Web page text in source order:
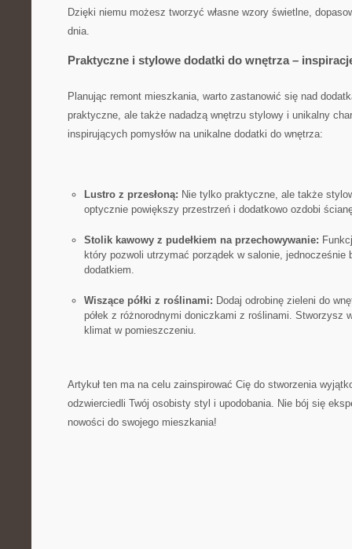
Dzięki niemu możesz tworzyć własne wzory świetlne,
dnia.
Praktyczne i ‍stylowe dodatki do‌ wnętrza –
Planując remont mieszkania, warto zastanowić się nad
praktyczne, ale także nadadzą wnętrzu stylowy i unikalny
inspirujących pomysłów na unikalne dodatki do ⁣wnętrza:
Lustro z przesłoną: Nie tylko praktyczne, ale także
optycznie​ powiększy przestrzeń​ i ‌dodatkowo ozdobi
Stolik kawowy z pudełkiem na przechowywanie:
który pozwoli ​utrzymać porządek w salonie, jednocześnie
dodatkiem.
Wiszące półki z roślinami: Dodaj odrobinę zieleni do
półek⁣ z różnorodnymi doniczkami z roślinami. Stworzysz
klimat‍ w pomieszczeniu.
Artykuł ten ma na ‌celu zainspirować Cię do stworzenia
odzwierciedli Twój osobisty styl ⁣i upodobania. Nie⁢ bój się
nowości do swojego mieszkania!